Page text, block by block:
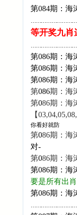
第084期：海
等开奖九肖
第086期：海
第086期：海
第086期：海
第086期：海
第086期：海
【
你看好就防
第086期：海
对-
第086期：海
第086期：海
要是所有出
第086期：海